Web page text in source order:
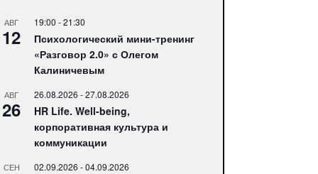
АВГ
12
19:00 -21:30
Психологический мини-тренинг
«Разговор 2.0» с Олегом
Калиничевым
АВГ
26
26.08.2026 -27.08.2026
HR Life. Well-being,
корпоративная культура и
коммуникации
СЕН 02.09.2026 -04.09.2026